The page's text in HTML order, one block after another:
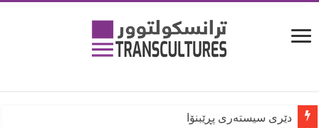
دێری سیستەری پڕێبنۆا